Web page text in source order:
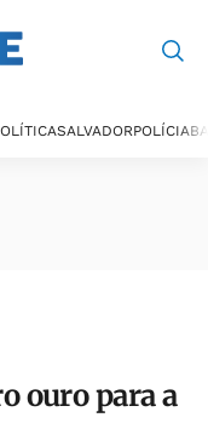
SALVADORPOLÍCIA
ouro para a